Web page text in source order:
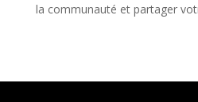
la communauté et partager